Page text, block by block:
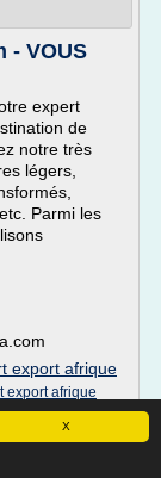
X
- VOUS
expert
de
notre très
légers,
Parmi les
export afrique
export afrique